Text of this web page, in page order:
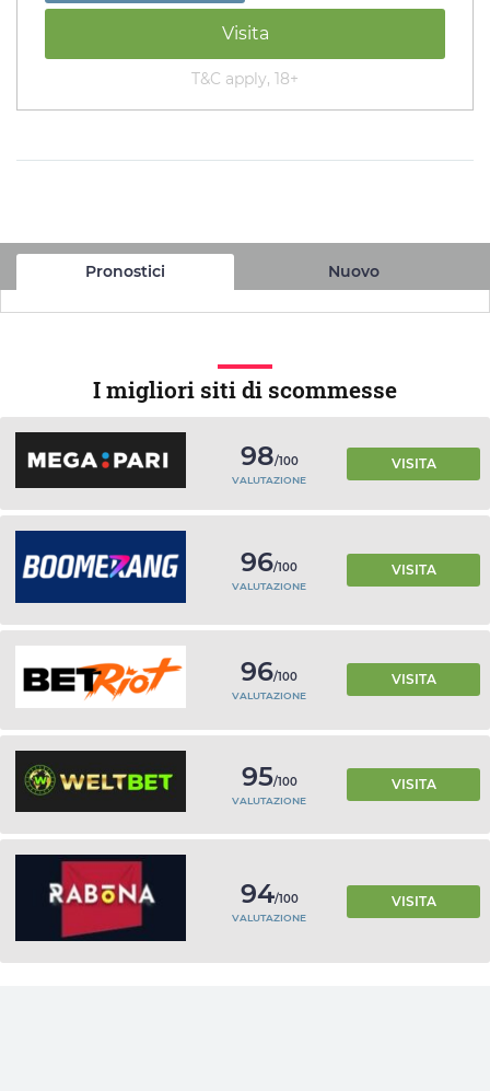
Visita
T&C apply, 18+
Pronostici Nuovo
I migliori siti di scommesse
98/100
VALUTAZIONE
VISITA
96/100
VALUTAZIONE
VISITA
96/100
VALUTAZIONE
VISITA
95/100
VALUTAZIONE
VISITA
94/100
VALUTAZIONE
VISITA